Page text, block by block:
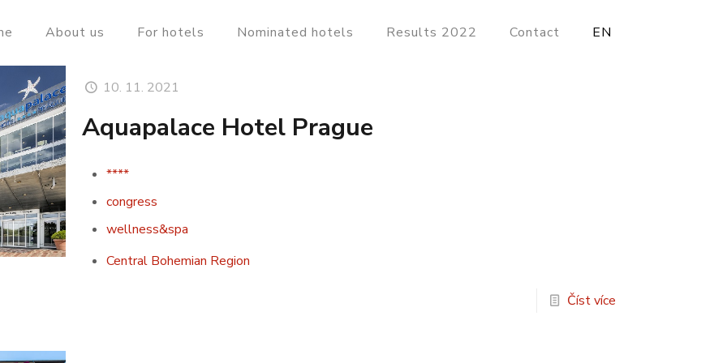
About us For hotels Nominated hotels Results 2022 Contact EN
10. 11. 2021
Aquapalace Hotel Prague
****
congress
wellness&spa
Central Bohemian Region
Číst více